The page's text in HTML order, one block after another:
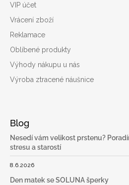
VIP účet
Vrácení zboží
Reklamace
Oblíbené produkty
Výhody nákupu u nás
Výroba ztracené náušnice
Blog
Nesedí vám velikost prstenu?
stresu a starostí
8.6.2026
Den matek se SOLUNA šperky